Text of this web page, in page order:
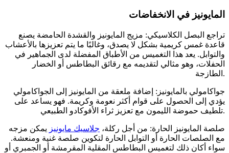
المايونيز في الانخفاضات
تراجع البصل الكلاسيكي: مزيج المايونيز والقشدة الحامضة يصنع
قاعدة غمس كريمية بشكل لا يصدق، وغالبًا ما يتم تعزيزها بالأعشاب
والتوابل. يعد هذا التغميس من الأطباق المفضلة لدى الجماهير في
الحفلات، وهو مثالي لتقديمه مع رقائق البطاطس أو الخضار
الطازجة.
جواكامولي بالمايونيز: إضافة ملعقة من المايونيز إلى الجواكامولي
يؤدي إلى الحصول على قوام أكثر نعومة وكريمة. فهو يساعد على
تلطيف حموضة الليمون مع تعزيز ثراء الأفوكادو الطبيعي.
صلصة المايونيز الحارة: من أجل ركلة، جلاسيك مايونيز يمكن مزجه
مع الصلصات الحارة أو التوابل الحارة لتكوين صلصة غنية ومنعشة.
سواء أكان ذلك لتغميس البطاطس المقلية المقرمشة أو الجمبري أو